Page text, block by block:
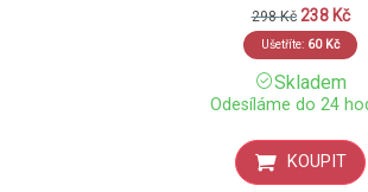
298Kč 238 Kč
Ušetříte: 60 Kč
Skladem
Odesíláme do 24
KOUPIT